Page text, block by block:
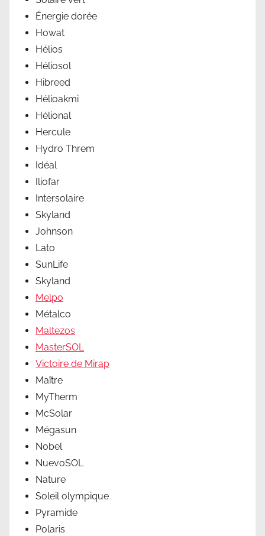
Énergie dorée
Howat
Hélios
Héliosol
Hibreed
Hélioakmi
Hélional
Hercule
Hydro Threm
Idéal
Iliofar
Intersolaire
Skyland
Johnson
Lato
SunLife
Skyland
Melpo
Métalco
Maltezos
MasterSOL
Victoire de Mirap
Maître
MyTherm
McSolar
Mégasun
Nobel
NuevoSOL
Nature
Soleil olympique
Pyramide
Polaris